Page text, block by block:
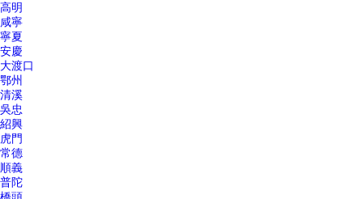
高明
咸寧
寧夏
安慶
大渡口
鄂州
清溪
吳忠
紹興
虎門
常德
順義
普陀